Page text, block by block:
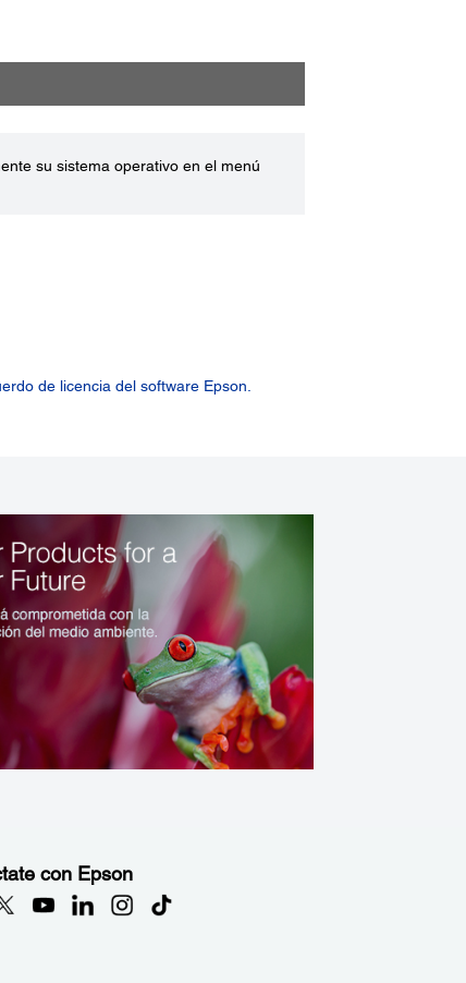
su sistema operativo en el menú
de licencia del software Epson.
con Epson